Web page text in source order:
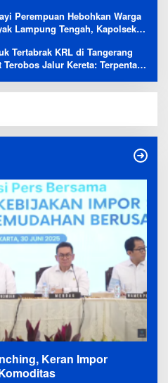
Perempuan Hebohkan Warga
Lampung Tengah, Kapolsek:
Tertabrak KRL di Tangerang
Terobos Jalur Kereta: Terpental,
Keran Impor